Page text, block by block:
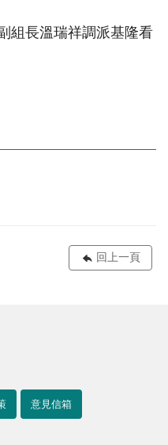
組長溫瑞祥調派基隆看
回上一頁
意見信箱